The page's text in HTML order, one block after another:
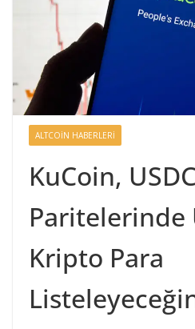
ALTCOIN HABERLERI
KuCoin, USDC
Paritelerinde
Kripto Para